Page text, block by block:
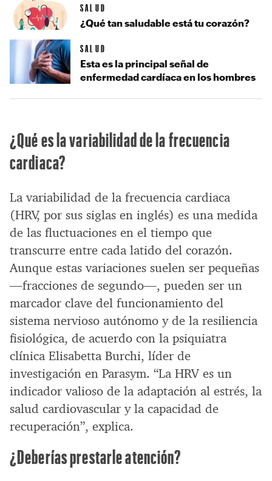
¿Qué es la variabilidad de la frecuencia
cardiaca?
La variabilidad de la frecuencia cardiaca
(HRV, por sus siglas en inglés) es una medida
de las fluctuaciones en el tiempo que
transcurre entre cada latido del corazón.
Aunque estas variaciones suelen ser pequeñas
—fracciones de segundo—, pueden ser un
marcador clave del funcionamiento del
sistema nervioso autónomo y de la resiliencia
fisiológica, de acuerdo con la psiquiatra
clínica Elisabetta Burchi, líder de
investigación en Parasym. “La HRV es un
indicador valioso de la adaptación al estrés, la
salud cardiovascular y la capacidad de
recuperación”, explica.
¿Deberías prestarle atención?
SALUD
¿Qué tan saludable está tu corazón?
SALUD
Esta es la principal señal de
enfermedad cardíaca en los hombres